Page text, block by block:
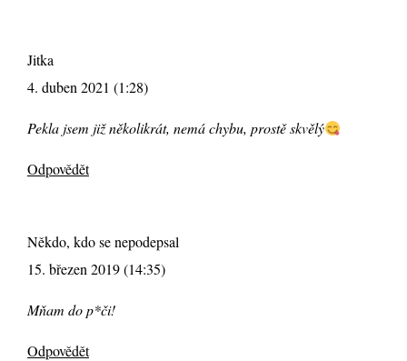
Jitka
4. duben 2021 (1:28)
Pekla jsem již několikrát, nemá chybu, prostě skvělý
Odpovědět
Někdo, kdo se nepodepsal
15. březen 2019 (14:35)
Mňam do p*či!
Odpovědět